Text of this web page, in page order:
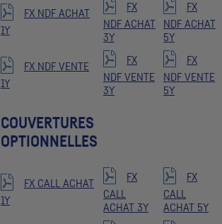
FX NDF ACHAT
1Y
FX
NDF ACHAT
3Y
FX
NDF ACHAT
5Y
FX NDF VENTE
1Y
FX
NDF VENTE
3Y
FX
NDF VENTE
5Y
COUVERTURES
OPTIONNELLES
FX CALL ACHAT
1Y
FX
CALL
ACHAT 3Y
FX
CALL
ACHAT 5Y